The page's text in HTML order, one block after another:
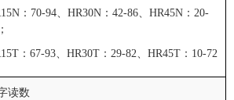
： 70-94、 HR30N ： 42-86、 HR45N ： 20-
；
： 67-93、 HR30T ： 29-82、 HR45T ： 10-72
读数